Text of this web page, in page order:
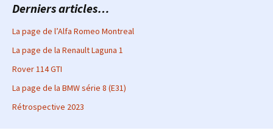
Derniers articles…
La page de l’Alfa Romeo Montreal
La page de la Renault Laguna 1
Rover 114 GTI
La page de la BMW série 8 (E31)
Rétrospective 2023